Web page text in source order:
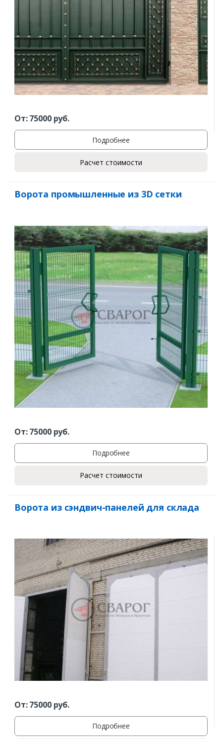
От:75000руб.
Подробнее
Расчет стоимости
Ворота промышленные из 3D сетки
От:75000руб.
Подробнее
Расчет стоимости
Ворота из сэндвич-панелей для склада
От:75000руб.
Подробнее